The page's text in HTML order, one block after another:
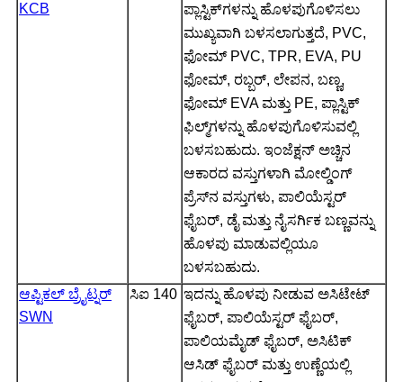
KCB
ಪ್ಲಾಸ್ಟಿಕ್‌ಗಳನ್ನು ಹೊಳಪುಗೊಳಿಸಲು
ಮುಖ್ಯವಾಗಿ ಬಳಸಲಾಗುತ್ತದೆ, PVC,
ಫೋಮ್ PVC, TPR, EVA, PU
ಫೋಮ್, ರಬ್ಬರ್, ಲೇಪನ, ಬಣ್ಣ,
ಫೋಮ್ EVA ಮತ್ತು PE, ಪ್ಲಾಸ್ಟಿಕ್
ಫಿಲ್ಮ್‌ಗಳನ್ನು ಹೊಳಪುಗೊಳಿಸುವಲ್ಲಿ
ಬಳಸಬಹುದು. ಇಂಜೆಕ್ಷನ್ ಅಚ್ಚಿನ
ಆಕಾರದ ವಸ್ತುಗಳಾಗಿ ಮೋಲ್ಡಿಂಗ್
ಪ್ರೆಸ್‌ನ ವಸ್ತುಗಳು, ಪಾಲಿಯೆಸ್ಟರ್
ಫೈಬರ್, ಡೈ ಮತ್ತು ನೈಸರ್ಗಿಕ ಬಣ್ಣವನ್ನು
ಹೊಳಪು ಮಾಡುವಲ್ಲಿಯೂ
ಬಳಸಬಹುದು.
ಆಪ್ಟಿಕಲ್ ಬ್ರೈಟ್ನರ್
SWN
ಸಿಐ 140 ಇದನ್ನು ಹೊಳಪು ನೀಡುವ ಅಸಿಟೇಟ್
ಫೈಬರ್, ಪಾಲಿಯೆಸ್ಟರ್ ಫೈಬರ್,
ಪಾಲಿಯಮೈಡ್ ಫೈಬರ್, ಅಸಿಟಿಕ್
ಆಸಿಡ್ ಫೈಬರ್ ಮತ್ತು ಉಣ್ಣೆಯಲ್ಲಿ